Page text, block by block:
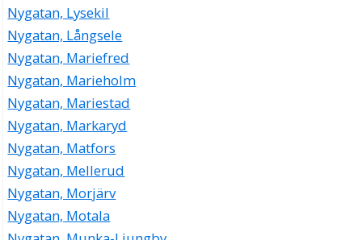
Nygatan, Lysekil
Nygatan, Långsele
Nygatan, Mariefred
Nygatan, Marieholm
Nygatan, Mariestad
Nygatan, Markaryd
Nygatan, Matfors
Nygatan, Mellerud
Nygatan, Morjärv
Nygatan, Motala